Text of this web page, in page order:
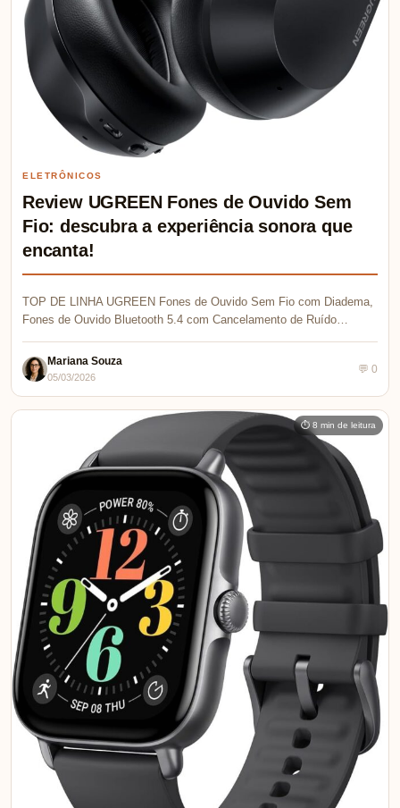
ELETRÔNICOS
Review UGREEN Fones de Ouvido Sem
Fio: descubra a experiência sonora que
encanta!
TOP DE LINHA UGREEN Fones de Ouvido Sem Fio com Diadema,
Fones de Ouvido Bluetooth 5.4 com Cancelamento de Ruído…
Mariana Souza
05/03/2026
💬 0
⏱ 8 min de leitura